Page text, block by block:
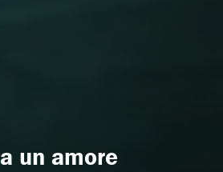
un amore